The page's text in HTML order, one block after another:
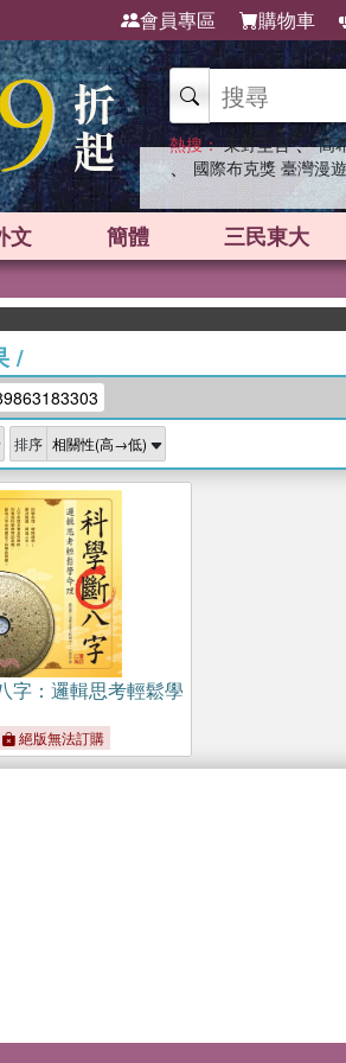
會員專區 購物車
熱搜： 東野圭吾 、 高
、 國際布克獎 臺灣漫
文 簡體 三民東大
/
排序
字：邏輯思考輕鬆學
絕版無法訂購